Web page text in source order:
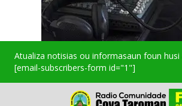
Atualiza notisias ou informasaun foun husi
[email-subscribers-form id="1"]